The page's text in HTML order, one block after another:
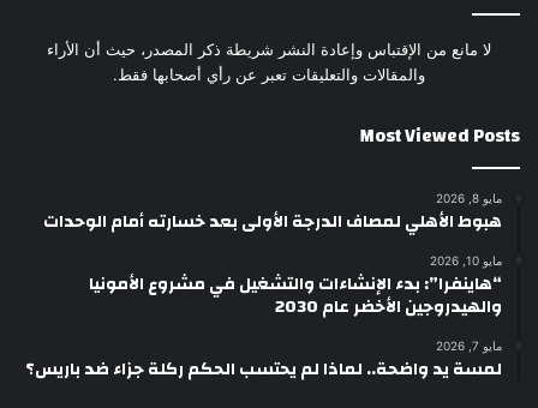
لا مانع من الإقتباس وإعادة النشر شريطة ذكر المصدر، حيث أن الأراء
والمقالات والتعليقات تعبر عن رأي أصحابها فقط.
Most Viewed Posts
مايو 8, 2026
هبوط الأهلي لمصاف الدرجة الأولى بعد خسارته أمام الوحدات
مايو 10, 2026
“هاينفرا”: بدء الإنشاءات والتشغيل في مشروع الأمونيا
والهيدروجين الأخضر عام 2030
مايو 7, 2026
لمسة يد واضحة.. لماذا لم يحتسب الحكم ركلة جزاء ضد باريس؟